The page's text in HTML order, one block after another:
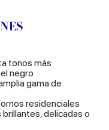
tonos más
negro
gama de
residenciales
delicadas o